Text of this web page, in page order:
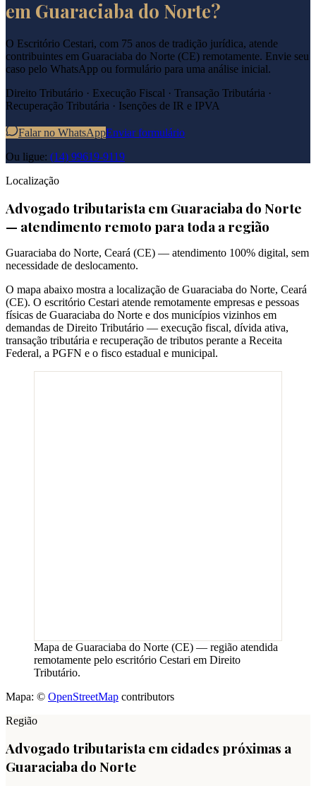
em Guaraciaba do Norte?
O Escritório Cestari, com 75 anos de tradição jurídica, atende
contribuintes em Guaraciaba do Norte (CE) remotamente. Envie seu
caso pelo WhatsApp ou formulário para uma análise inicial.
Direito Tributário · Execução Fiscal · Transação Tributária ·
Recuperação Tributária · Isenções de IR e IPVA
Falar no WhatsAppEnviar formulário
Ou ligue: (14) 99619-9119
Localização
Advogado tributarista em Guaraciaba do Norte
— atendimento remoto para toda a região
Guaraciaba do Norte, Ceará (CE) — atendimento 100% digital, sem
necessidade de deslocamento.
O mapa abaixo mostra a localização de Guaraciaba do Norte, Ceará
(CE). O escritório Cestari atende remotamente empresas e pessoas
físicas de Guaraciaba do Norte e dos municípios vizinhos em
demandas de Direito Tributário — execução fiscal, dívida ativa,
transação tributária e recuperação de tributos perante a Receita
Federal, a PGFN e o fisco estadual e municipal.
Mapa de Guaraciaba do Norte (CE) — região atendida
remotamente pelo escritório Cestari em Direito
Tributário.
Mapa: © OpenStreetMap contributors
Região
Advogado tributarista em cidades próximas a
Guaraciaba do Norte